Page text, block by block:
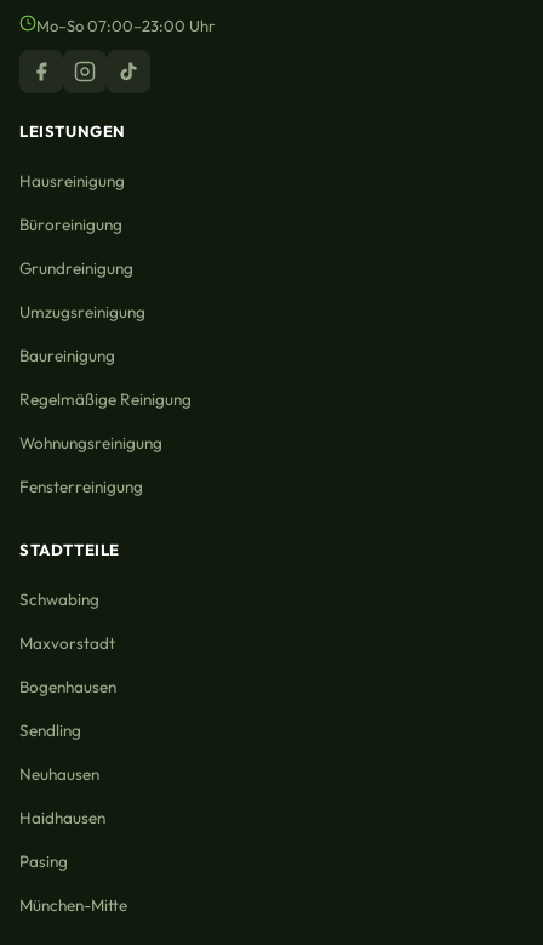
Mo–So 07:00–23:00 Uhr
LEISTUNGEN
Hausreinigung
Büroreinigung
Grundreinigung
Umzugsreinigung
Baureinigung
Regelmäßige Reinigung
Wohnungsreinigung
Fensterreinigung
STADTTEILE
Schwabing
Maxvorstadt
Bogenhausen
Sendling
Neuhausen
Haidhausen
Pasing
München-Mitte